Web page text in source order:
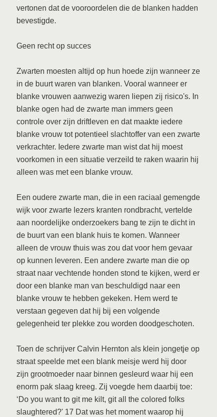
vertonen dat de vooroordelen die de blanken hadden
bevestigde.
Geen recht op succes
Zwarten moesten altijd op hun hoede zijn wanneer ze
in de buurt waren van blanken. Vooral wanneer er
blanke vrouwen aanwezig waren liepen zij risico's. In
blanke ogen had de zwarte man immers geen
controle over zijn driftleven en dat maakte iedere
blanke vrouw tot potentieel slachtoffer van een zwarte
verkrachter. Iedere zwarte man wist dat hij moest
voorkomen in een situatie verzeild te raken waarin hij
alleen was met een blanke vrouw.
Een oudere zwarte man, die in een raciaal gemengde
wijk voor zwarte lezers kranten rondbracht, vertelde
aan noordelijke onderzoekers bang te zijn te dicht in
de buurt van een blank huis te komen. Wanneer
alleen de vrouw thuis was zou dat voor hem gevaar
op kunnen leveren. Een andere zwarte man die op
straat naar vechtende honden stond te kijken, werd er
door een blanke man van beschuldigd naar een
blanke vrouw te hebben gekeken. Hem werd te
verstaan gegeven dat hij bij een volgende
gelegenheid ter plekke zou worden doodgeschoten.
Toen de schrijver Calvin Hernton als klein jongetje op
straat speelde met een blank meisje werd hij door
zijn grootmoeder naar binnen gesleurd waar hij een
enorm pak slaag kreeg. Zij voegde hem daarbij toe:
‘Do you want to git me kilt, git all the colored folks
slaughtered?' 17 Dat was het moment waarop hij